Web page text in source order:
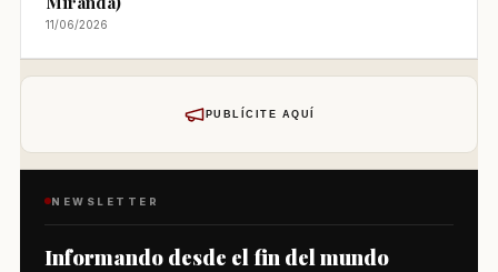
11/06/2026
PUBLÍCITE AQUÍ
NEWSLETTER
Informando desde el fin del mundo